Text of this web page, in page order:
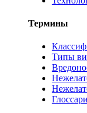
Термины
Типы